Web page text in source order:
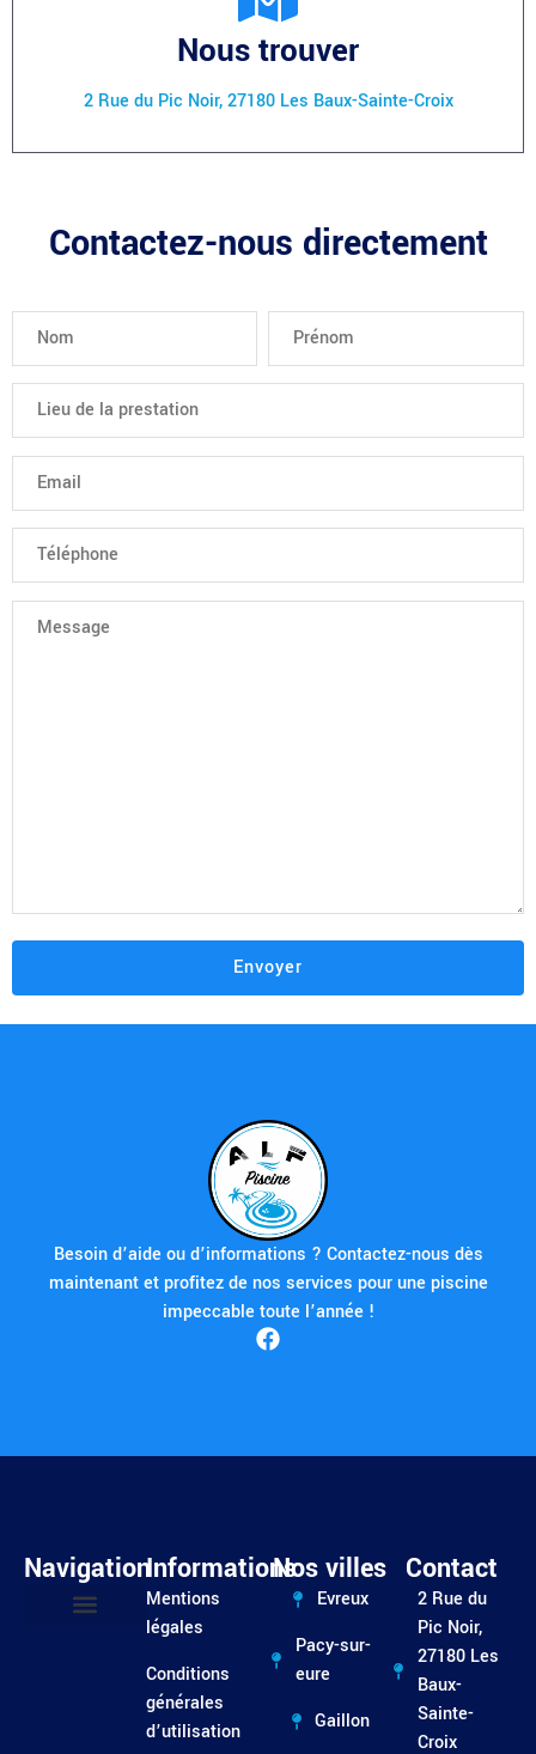
Nous trouver
2 Rue du Pic Noir, 27180 Les Baux-Sainte-Croix
Contactez-nous directement
Besoin d’aide ou d’informations ? Contactez-nous dès
maintenant et profitez de nos services pour une piscine
impeccable toute l’année !
NavigationInformations
Mentions
légales
Conditions
générales
d’utilisation
Nos villes
Evreux
Pacy-sur-
eure
Gaillon
Contact
2 Rue du
Pic Noir,
27180 Les
Baux-
Sainte-
Croix